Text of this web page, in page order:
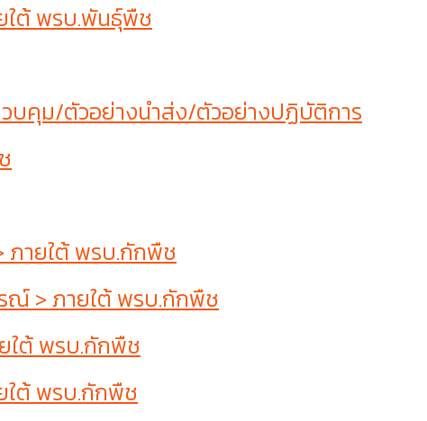
ใต้ พรบ.พันธุ์พืช
คุม/ตัวอย่างนำส่ง/ตัวอย่างปฏิบัติการ
ภายใต้ พรบ.กักพืช
ณ์ > ภายใต้ พรบ.กักพืช
ใต้ พรบ.กักพืช
ใต้ พรบ.กักพืช